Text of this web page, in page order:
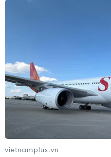
trong chiều 20/4.
vietnamplus.vn